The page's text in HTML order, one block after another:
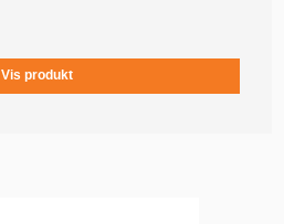
Vis produkt